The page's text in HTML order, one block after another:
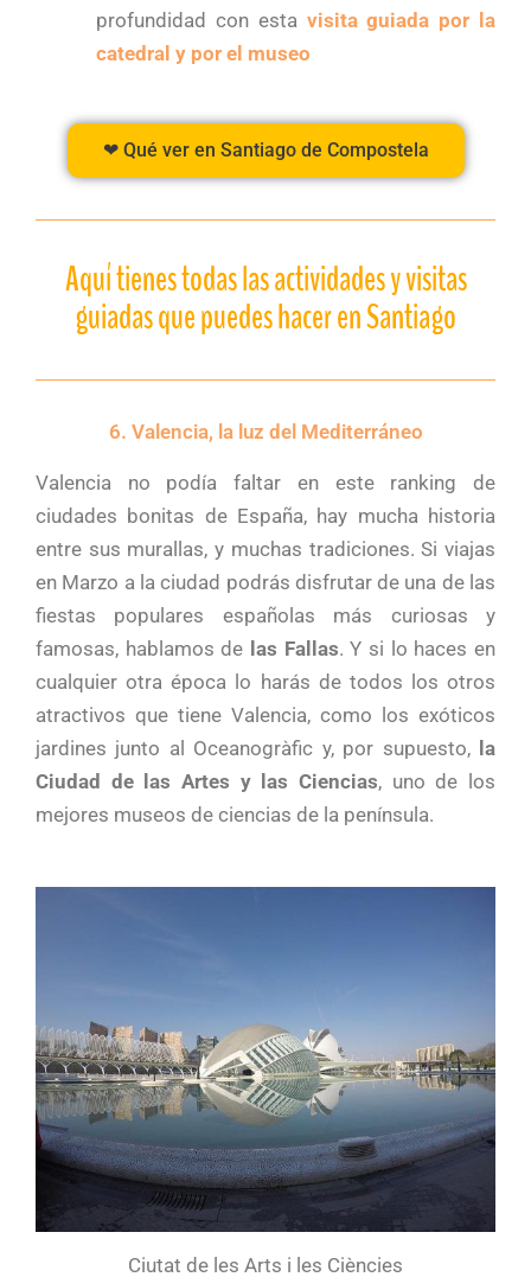
profundidad con esta visita guiada por la
catedral y por el museo
❤ Qué ver en Santiago de Compostela
Aquí tienes todas las actividades y visitas
guiadas que puedes hacer en Santiago
6. Valencia, la luz del Mediterráneo
Valencia no podía faltar en este ranking de
ciudades bonitas de España, hay mucha historia
entre sus murallas, y muchas tradiciones. Si viajas
en Marzo a la ciudad podrás disfrutar de una de las
fiestas populares españolas más curiosas y
famosas, hablamos de las Fallas. Y si lo haces en
cualquier otra época lo harás de todos los otros
atractivos que tiene Valencia, como los exóticos
jardines junto al Oceanogràfic y, por supuesto,la
Ciudad de las Artes y las Ciencias, uno de los
mejores museos de ciencias de la península.
Ciutat de les Arts i les Ciències